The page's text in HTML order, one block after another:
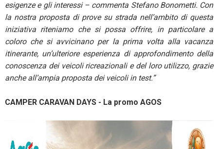
esigenze e gli interessi – commenta Stefano Bonometti. Con
la nostra proposta di prove su strada nell’ambito di questa
iniziativa riteniamo che si possa offrire, in particolare a
coloro che si avvicinano per la prima volta alla vacanza
itinerante, un’ulteriore esperienza di approfondimento della
conoscenza dei veicoli ricreazionali e del loro utilizzo, grazie
anche all’ampia proposta dei veicoli in test.”
CAMPER CARAVAN DAYS - La promo AGOS